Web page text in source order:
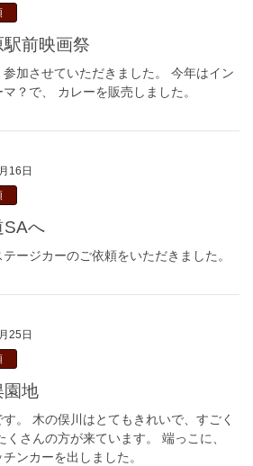
駅前映画祭
加させていただきました。 今年はイン
マ？で、 カレーを販売しました。
16日
SAへ
ージカーのご依頼をいただきました。
25日
園地
。 木の俣川はとてもきれいで、すごく
くさんの方が来ています。 端っこに、
ンカーを出しました。